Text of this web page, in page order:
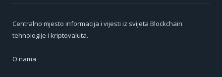
Centralno mjesto informacija i vijesti iz svijeta Blockchain
tehnologije i kriptovaluta.
O nama